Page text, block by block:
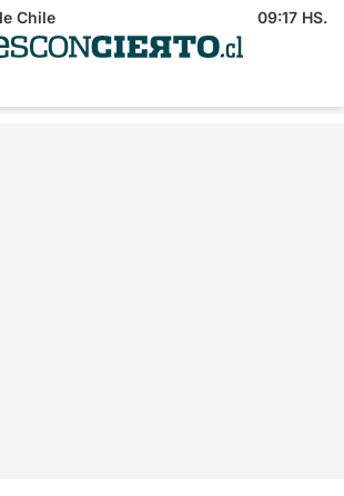
Chile 09:17 HS.